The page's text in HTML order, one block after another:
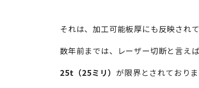
それは、加工可能板厚にも反映されて
数年前までは、レーザー切断と言えば
25t（25ミリ）が限界とされており